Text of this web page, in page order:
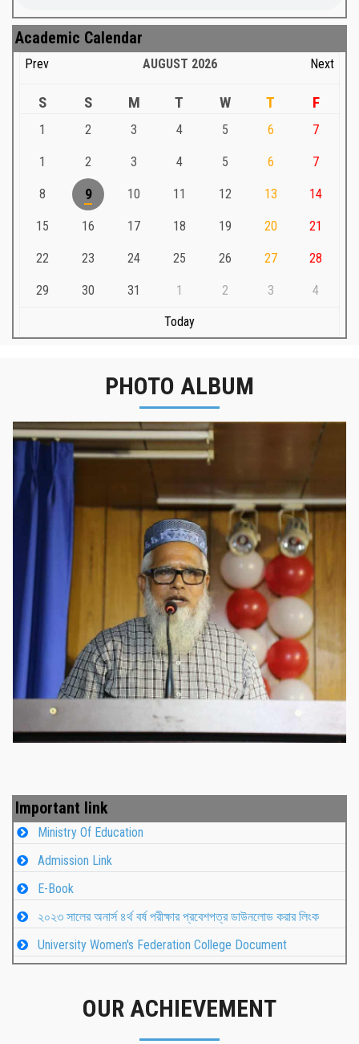
Academic Calendar
Prev AUGUST 2026 Next
S S M T W T F
1 2 3 4 5 6 7
1 2 3 4 5 6 7
8 9 10 11 12 13 14
15 16 17 18 19 20 21
22 23 24 25 26 27 28
29 30 31 1 2 3 4
Today
PHOTO ALBUM
নবীনবরণ - ২০২৫
Important link
Ministry Of Education
Admission Link
E-Book
২০২৩ সালের অনার্স ৪র্থ বর্ষ পরীক্ষার প্রবেশপত্র ডাউনলোড করার লিংক
University Women's Federation College Document
OUR ACHIEVEMENT